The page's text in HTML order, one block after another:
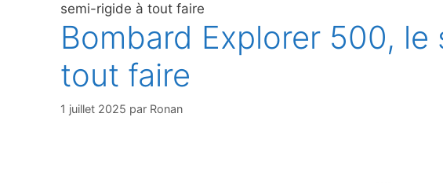
semi-rigide à tout faire
Bombard Explorer 500, le
tout faire
1 juillet 2025 par Ronan